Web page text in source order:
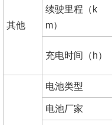
其他
续驶里程（k
m）
充电时间（h）
电池类型
电池厂家